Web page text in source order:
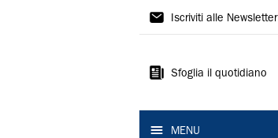
La
Ferrara
Iscriviti alle Newsletter
Sfoglia il quotidiano
MENU